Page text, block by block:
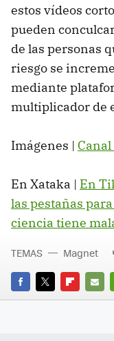
estos vídeos
pueden
de las personas
riesgo se
mediante
multiplicador de
Imágenes |
En Xataka | En
las pestañas
ciencia tiene
FACEBOOK
TWITTERFLIPBOARD
E-
TEMAS Magnet